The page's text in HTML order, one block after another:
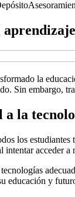
la
Sin embargo,
a la
los
intentar acceder a
educación y